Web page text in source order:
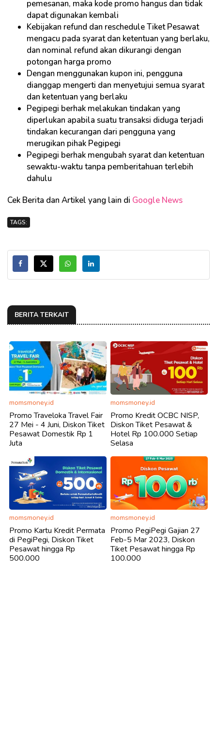
pemesanan, maka kode promo hangus dan tidak
dapat digunakan kembali
Kebijakan refund dan reschedule Tiket Pesawat
mengacu pada syarat dan ketentuan yang berlaku,
dan nominal refund akan dikurangi dengan
potongan harga promo
Dengan menggunakan kupon ini, pengguna
dianggap mengerti dan menyetujui semua syarat
dan ketentuan yang berlaku
Pegipegi berhak melakukan tindakan yang
diperlukan apabila suatu transaksi diduga terjadi
tindakan kecurangan dari pengguna yang
merugikan pihak Pegipegi
Pegipegi berhak mengubah syarat dan ketentuan
sewaktu-waktu tanpa pemberitahuan terlebih
dahulu
Cek Berita dan Artikel yang lain di Google News
TAGS:
BERITA TERKAIT
momsmoney.id
Promo Traveloka Travel Fair
27 Mei - 4 Juni, Diskon Tiket
Pesawat Domestik Rp 1
Juta
momsmoney.id
Promo Kredit OCBC NISP,
Diskon Tiket Pesawat &
Hotel Rp 100.000 Setiap
Selasa
momsmoney.id
Promo Kartu Kredit Permata
di PegiPegi, Diskon Tiket
Pesawat hingga Rp
500.000
momsmoney.id
Promo PegiPegi Gajian 27
Feb-5 Mar 2023, Diskon
Tiket Pesawat hingga Rp
100.000